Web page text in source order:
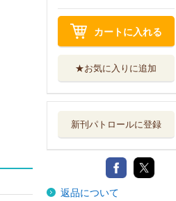
カートに入れる
★お気に入りに追加
新刊パトロールに登録
返品について